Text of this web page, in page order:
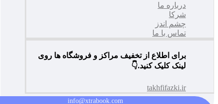
درباره ما
شرکا
چشم اندز
تماس با ما
برای اطلاع از تخفیف مراکز و فروشگاه ها روی
لینک کلیک کنید.👇
takhfifazki.ir
info@xtrabook.com